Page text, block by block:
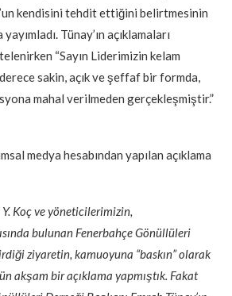
kendisini tehdit ettiğini belirtmesinin
Tünay’ın açıklamaları
“Sayın Liderimizin kelam
sakin, açık ve şeffaf bir formda,
mahal verilmeden gerçekleşmiştir.”
medya hesabından yapılan açıklama
Y. Koç ve yöneticilerimizin,
bulunan Fenerbahçe Gönüllüleri
ziyaretin, kamuoyuna “baskın” olarak
akşam bir açıklama yapmıştık. Fakat